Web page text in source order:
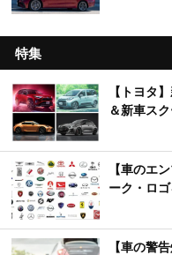
特集
【トヨタ
＆新車ス
【車のエ
ーク・ロ
【車の警